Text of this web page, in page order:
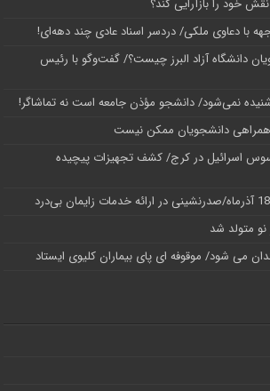
خود را بازآرایی کند؟
با دعاوی ملکی/ دردسر اسناد عادی چند‌ دهه‌ای!
دانشگاه آزاد البرز چیست؟/ گفت‌وگو با رئیس
نمی‌شود/ دانشجو مؤذن جامعه است نه تماشاگر!
دانشجویان ممکن نیست
اسرائیل در کرج/‌ کشف تجهیزات پیچیده
متولد شد
می شود/ موقوفه ای پای بیماران کلیوی ایستاد